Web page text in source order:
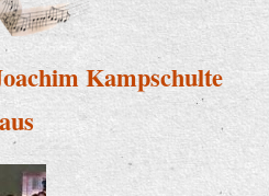
Kampschulte